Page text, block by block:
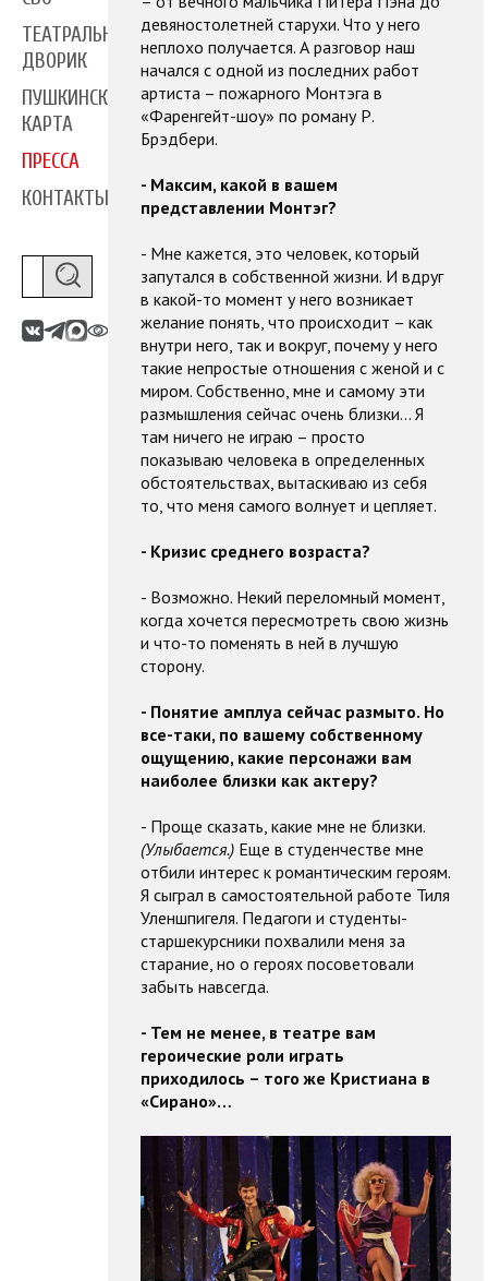
ТЕАТРАЛЬНЫЙ
ДВОРИК
ПУШКИНСКАЯ
КАРТА
ПРЕССА
КОНТАКТЫ
девяностолетней старухи. Что у него
неплохо получается. А разговор наш
начался с одной из последних работ
артиста – пожарного Монтэга в
«Фаренгейт-шоу» по роману Р.
Брэдбери.
- Максим, какой в вашем
представлении Монтэг?
- Мне кажется, это человек, который
запутался в собственной жизни. И вдруг
в какой-то момент у него возникает
желание понять, что происходит – как
внутри него, так и вокруг, почему у него
такие непростые отношения с женой и с
миром. Собственно, мне и самому эти
размышления сейчас очень близки… Я
там ничего не играю – просто
показываю человека в определенных
обстоятельствах, вытаскиваю из себя
то, что меня самого волнует и цепляет.
- Кризис среднего возраста?
- Возможно. Некий переломный момент,
когда хочется пересмотреть свою жизнь
и что-то поменять в ней в лучшую
сторону.
- Понятие амплуа сейчас размыто. Но
все-таки, по вашему собственному
ощущению, какие персонажи вам
наиболее близки как актеру?
- Проще сказать, какие мне не близки.
(Улыбается.)Еще в студенчестве мне
отбили интерес к романтическим героям.
Я сыграл в самостоятельной работе Тиля
Уленшпигеля. Педагоги и студенты-
старшекурсники похвалили меня за
старание, но о героях посоветовали
забыть навсегда.
- Тем не менее, в театре вам
героические роли играть
приходилось – того же Кристиана в
«Сирано»…